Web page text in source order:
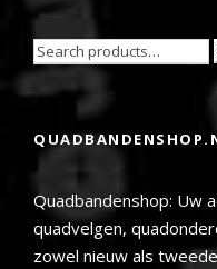
Quadbandenshop: Uw
quadvelgen,
zowel nieuw als